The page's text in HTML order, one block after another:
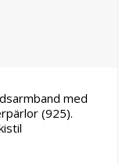
med
(925).